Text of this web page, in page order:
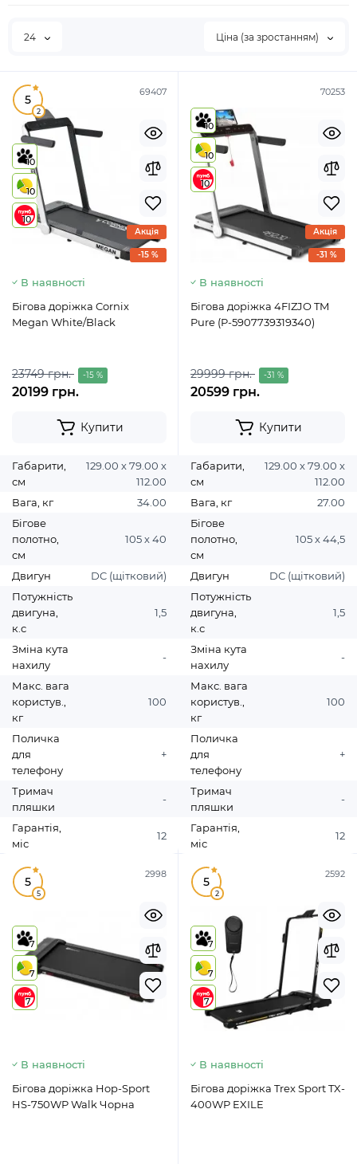
24 Ціна (за зростанням)
69407
5
2
10
10
10
-15 %
Акція
В наявності
Бігова доріжка Cornix
Megan White/Black
23749 грн. -15 %
20199 грн.
Купити
Габарити,
см
129.00 х 79.00 х
112.00
Вага, кг
34.00
Бігове
полотно,
см
105 х 40
Двигун
DC (щітковий)
Потужність
двигуна,
к.с
1,5
Зміна кута
нахилу
-
Макс. вага
користув.,
кг
100
Поличка
для
телефону
+
Тримач
пляшки
-
Гарантія,
міс
12
70253
10
10
10
-31 %
Акція
В наявності
Бігова доріжка 4FIZJO TM
Pure (P-5907739319340)
29999 грн. -31 %
20599 грн.
Купити
Габарити,
см
129.00 х 79.00 х
112.00
Вага, кг
27.00
Бігове
полотно,
см
105 х 44,5
Двигун
DC (щітковий)
Потужність
двигуна,
к.с
1,5
Зміна кута
нахилу
-
Макс. вага
користув.,
кг
100
Поличка
для
телефону
+
Тримач
пляшки
-
Гарантія,
міс
12
2998
5
5
7
7
7
В наявності
Бігова доріжка Hop-Sport
HS-750WP Walk Чорна
2592
5
2
7
7
7
В наявності
Бігова доріжка Trex Sport TX-
400WP EXILE